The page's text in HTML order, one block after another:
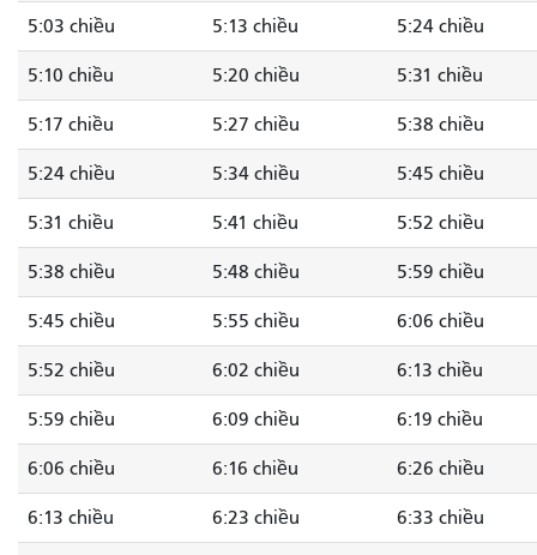
5:03 chiều 5:13 chiều 5:24 chiều
5:10 chiều 5:20 chiều 5:31 chiều
5:17 chiều 5:27 chiều 5:38 chiều
5:24 chiều 5:34 chiều 5:45 chiều
5:31 chiều 5:41 chiều 5:52 chiều
5:38 chiều 5:48 chiều 5:59 chiều
5:45 chiều 5:55 chiều 6:06 chiều
5:52 chiều 6:02 chiều 6:13 chiều
5:59 chiều 6:09 chiều 6:19 chiều
6:06 chiều 6:16 chiều 6:26 chiều
6:13 chiều 6:23 chiều 6:33 chiều